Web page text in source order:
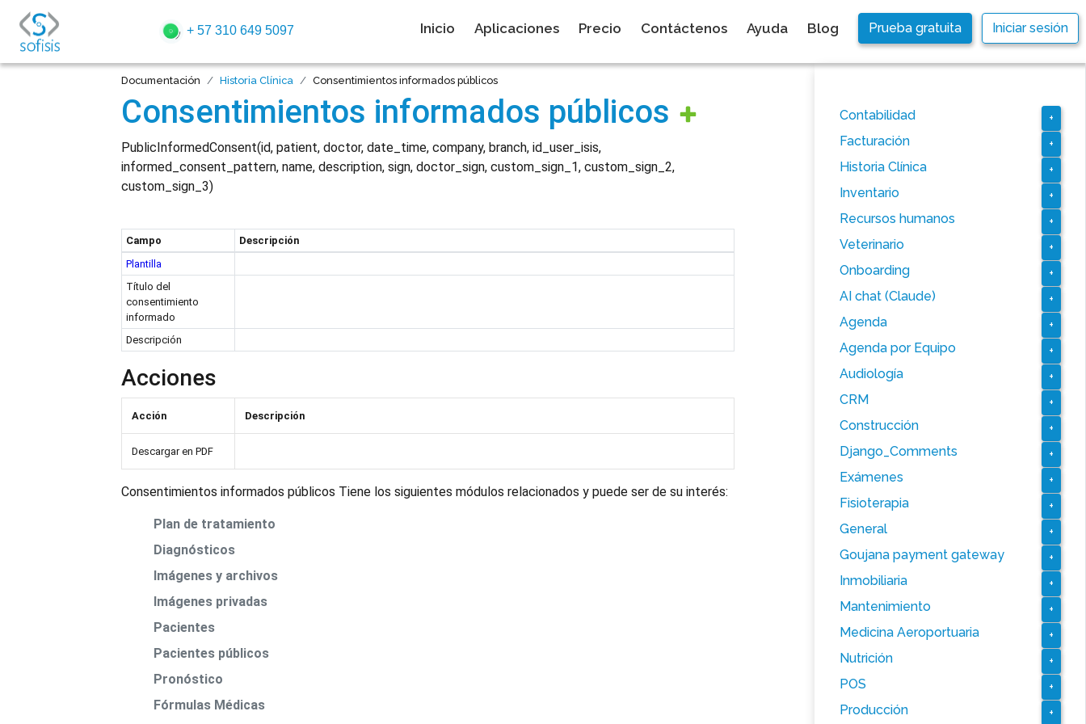
+ 57 310 649 5097 Inicio Aplicaciones Precio Contáctenos Ayuda Blog Prueba gratuita Iniciar sesión
Documentación Historia Clínica Consentimientos informados públicos
Consentimientos informados públicos
PublicInformedConsent(id, patient, doctor, date_time, company, branch, id_user_isis,
informed_consent_pattern, name, description, sign, doctor_sign, custom_sign_1, custom_sign_2,
custom_sign_3)
Campo
Descripción
Plantilla
Título del
consentimiento
informado
Descripción
Acciones
Acción Descripción
Descargar en PDF
Consentimientos informados públicos Tiene los siguientes módulos relacionados y puede ser de su interés:
Plan de tratamiento
Diagnósticos
Imágenes y archivos
Imágenes privadas
Pacientes
Pacientes públicos
Pronóstico
Fórmulas Médicas
Contabilidad +
Facturación +
Historia Clínica +
Inventario +
Recursos humanos +
Veterinario +
Onboarding +
AI chat (Claude) +
Agenda +
Agenda por Equipo +
Audiología +
CRM +
Construcción +
Django_Comments +
Exámenes +
Fisioterapia +
General +
Goujana payment gateway +
Inmobiliaria +
Mantenimiento +
Medicina Aeroportuaria +
Nutrición +
POS +
Producción +